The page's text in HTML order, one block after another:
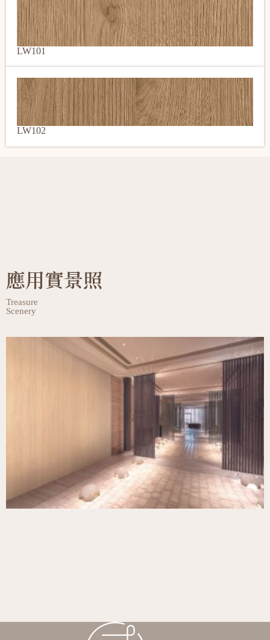
LW101
LW102
應用實景照
Treasure
Scenery